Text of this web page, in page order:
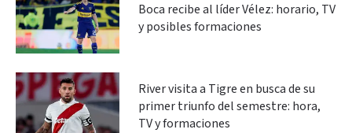
Boca recibe al líder Vélez: horario, TV
y posibles formaciones
River visita a Tigre en busca de su
primer triunfo del semestre: hora,
TV y formaciones